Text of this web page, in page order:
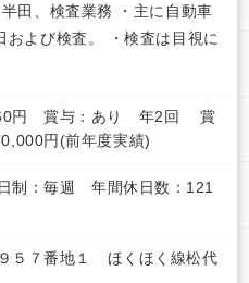
田、検査業務 ・主に自動車
および検査。 ・検査は目視に
円 賞与：あり 年2回 賞
円(前年度実績)
制：毎週 年間休日数：121
５７番地１ ほくほく線松代